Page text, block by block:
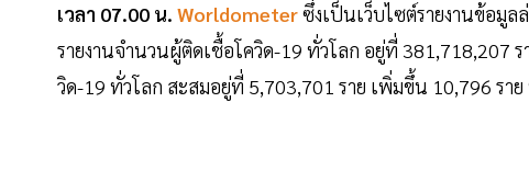
เวลา 07.00 น. Worldometerซึ่งเป็นเว็บไซต์รายงานข้อมู
รายงานจำนวนผู้ติดเชื้อโควิด-19 ทั่วโลก อยู่ที่ 381,718,207
วิด-19 ทั่วโลก สะสมอยู่ที่ 5,703,701 ราย เพิ่มขึ้น 10,796 รา